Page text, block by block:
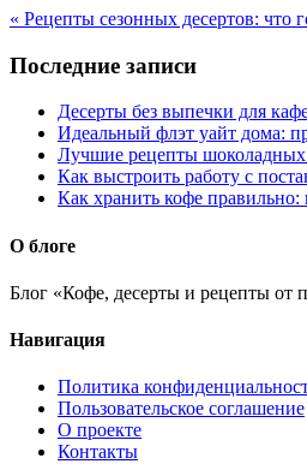
« Рецепты сезонных десертов: что
Последние записи
Десерты без выпечки для
Идеальный флэт уайт дома:
Лучшие рецепты шоколадных
Как выстроить работу с
Как хранить кофе
О блоге
Блог «Кофе, десерты и рецепты от
Навигация
Политика
Пользовательское соглашение
О проекте
Контакты